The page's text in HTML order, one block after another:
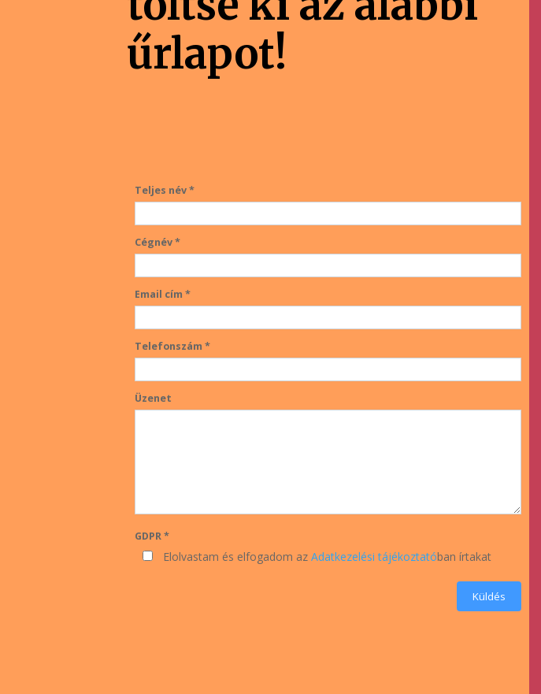
űrlapot!
Teljes név *
Cégnév *
Email cím *
Telefonszám *
Üzenet
GDPR *
Elolvastam és elfogadom azAdatkezelési tájékoztatóban írtakat
Küldés